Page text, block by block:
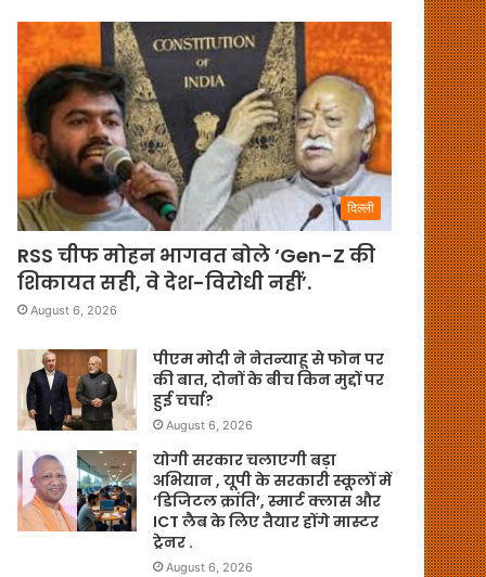
दिल्ली
RSS चीफ मोहन भागवत बोले ‘Gen-Z की
शिकायत सही, वे देश-विरोधी नहीं’.
August 6, 2026
पीएम मोदी ने नेतन्याहू से फोन पर
की बात, दोनों के बीच किन मुद्दों पर
हुई चर्चा?
August 6, 2026
योगी सरकार चलाएगी बड़ा
अभियान , यूपी के सरकारी स्कूलों में
‘डिजिटल क्रांति’, स्मार्ट क्लास और
ICT लैब के लिए तैयार होंगे मास्टर
ट्रेनर .
August 6, 2026